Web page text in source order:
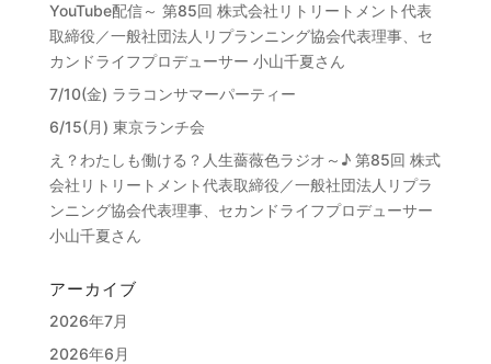
YouTube配信～ 第85回 株式会社リトリートメント代表
取締役／一般社団法人リプランニング協会代表理事、セ
カンドライフプロデューサー 小山千夏さん
7/10(金) ララコンサマーパーティー
6/15(月) 東京ランチ会
え？わたしも働ける？人生薔薇色ラジオ～♪ 第85回 株式
会社リトリートメント代表取締役／一般社団法人リプラ
ンニング協会代表理事、セカンドライフプロデューサー
小山千夏さん
アーカイブ
2026年7月
2026年6月